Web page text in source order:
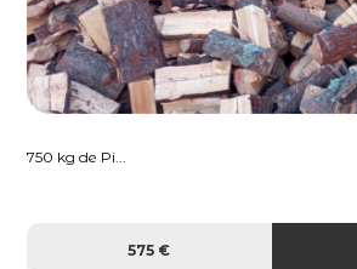
750 kg de Pi...
575 €